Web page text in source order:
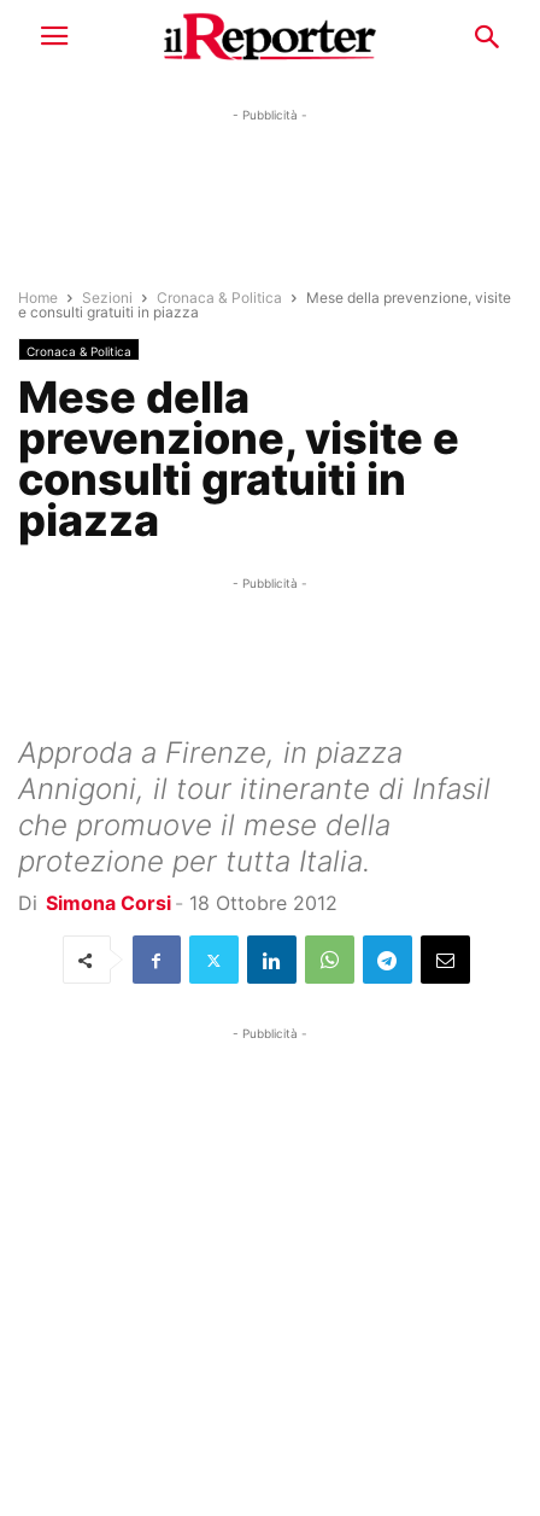
- Pubblicità -
Home Sezioni Cronaca & Politica
Mese della prevenzione, visite
e consulti gratuiti in piazza
Cronaca & Politica
Mese della
prevenzione, visite e
consulti gratuiti in
piazza
- Pubblicità -
Approda a Firenze, in piazza
Annigoni, il tour itinerante di Infasil
che promuove il mese della
protezione per tutta Italia.
Di Simona Corsi - 18 Ottobre 2012
- Pubblicità -